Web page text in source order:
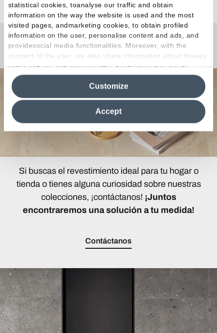
statistical cookies, toanalyse our traffic and obtain
information on the way the website is used and the most
visited pages, andmarketing cookies, to obtain profiled
information on the user, personalise content and ads, and
providesocial media functionalities. Moreover, with the
consent of the user, we also share information about theway
users use our site with our web, advertising and social
media analytics partners, who may combine itwith other
information in their possession. By closing this banner,
clicking on "Reject", it will be possible tocontinue browsing
the site after installing only technical cookies. For more
information see the
Cookie Policy
Accept
Customize
¿Curiosidades o Preguntas?
Si buscas el revestimiento ideal para tu hogar o
tienda o tienes alguna curiosidad sobre nuestras
colecciones, ¡contáctanos! ¡Juntos
encontraremos una solución a tu medida!
Contáctanos